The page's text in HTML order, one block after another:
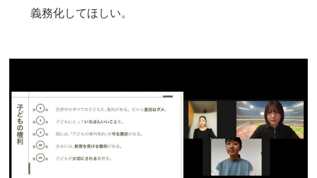
義務化してほしい。